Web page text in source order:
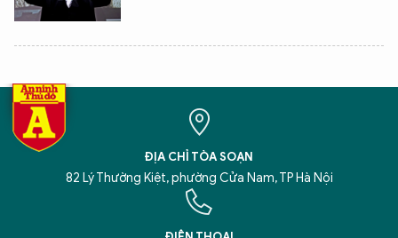
ĐỊA CHỈ TÒA SOẠN
82 Lý Thường Kiệt, phường Cửa Nam, TP Hà Nội
XIN CHÀO,
TÔI LÀ CHATBOT CỦA
An Ninh Thủ Đô nhé. Tôi sẵn sàng hỗ trợ!